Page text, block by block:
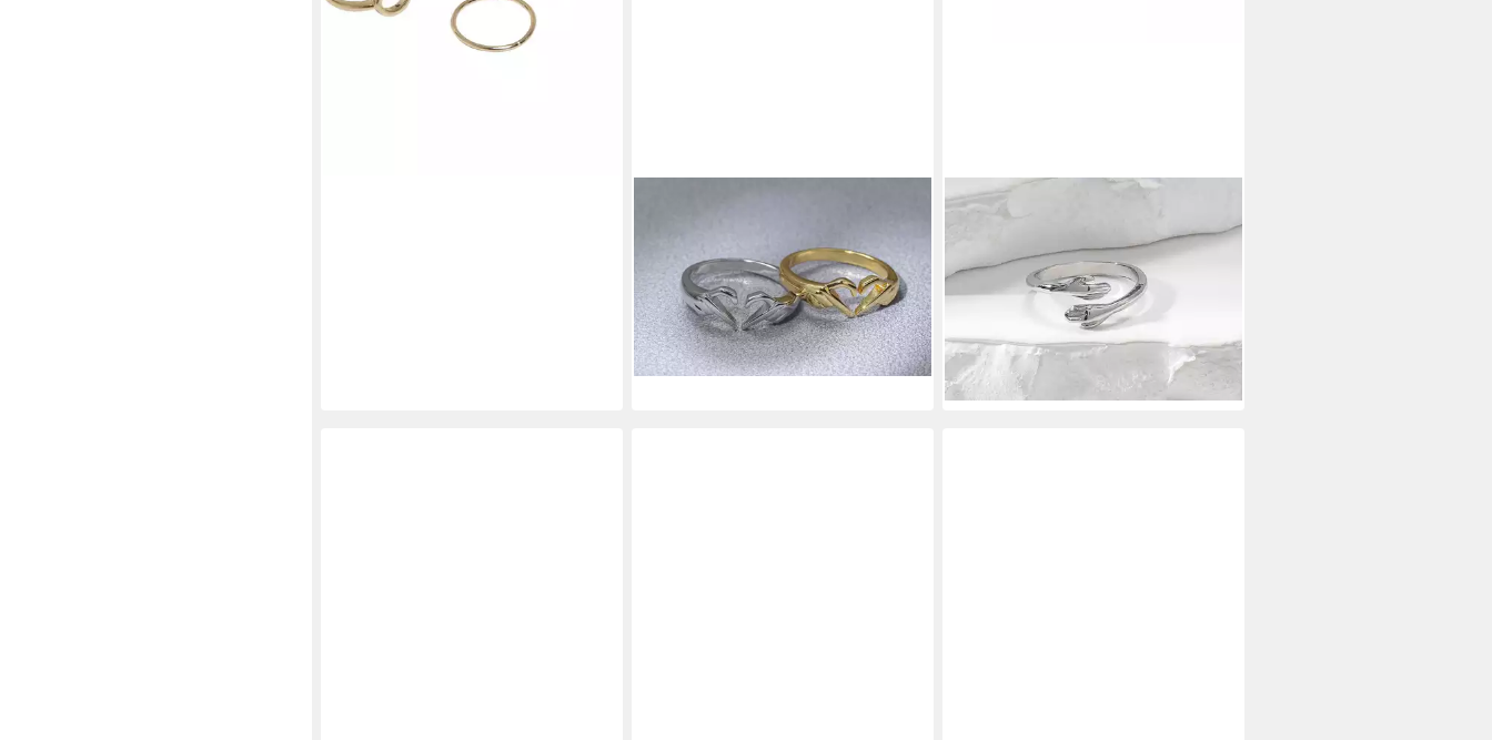
Herz Motiv HUG Ring,
Größenverstellbar
11,90 €
lieferbar - in 4-5 Werktagen bei dir
EYECATCHER
Umarmungsringe aus Kupfer in Gold-
und Silberfarben HUG, Offener Ring,
lieferbar - in 4-5 Werktagen bei dir